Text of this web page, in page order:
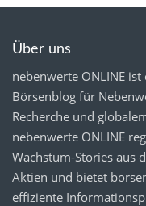
Über uns
nebenwerte ONLINE
Börsenblog für
Recherche und
nebenwerte ONLINE
Wachstum-Stories aus
Aktien und bietet
effiziente